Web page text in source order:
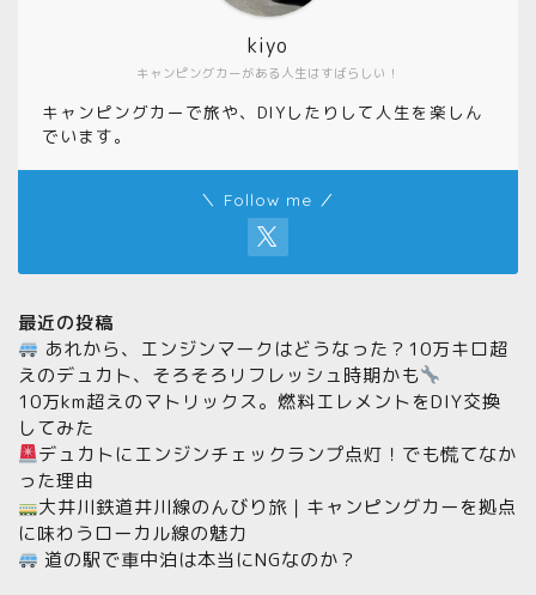
キャンピングカーがある人生はすばらしい！
kiyo
キャンピングカーで旅や、DIYしたりして人生を楽しん
でいます。
＼ Follow me ／
最近の投稿
あれから、エンジンマークはどうなった？10万キロ超
えのデュカト、そろそろリフレッシュ時期かも
10万km超えのマトリックス。燃料エレメントをDIY交換
してみた
デュカトにエンジンチェックランプ点灯！でも慌てなか
った理由
大井川鉄道井川線のんびり旅｜キャンピングカーを拠点
に味わうローカル線の魅力
道の駅で車中泊は本当にNGなのか？